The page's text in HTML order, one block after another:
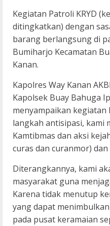
Kegiatan Patroli KRYD
ditingkatkan) dengan
barang berlangsung di
Bumiharjo Kecamatan
Kanan.
Kapolres Way Kanan
Kapolsek Buay Bahuga
menyampaikan kegiatan
langkah antisipasi, kami
Kamtibmas dan aksi
curas dan curanmor)
Diterangkannya, kami
masyarakat guna
Karena tidak menutup
yang dapat
pada pusat keramaian